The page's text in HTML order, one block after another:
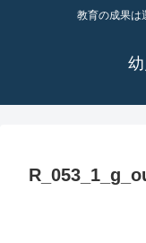
教育の成果は